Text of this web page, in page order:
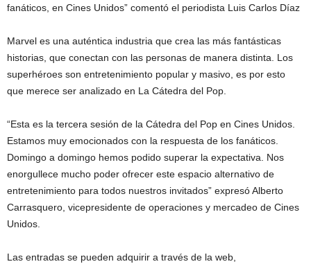
fanáticos, en Cines Unidos” comentó el periodista Luis Carlos Díaz
Marvel es una auténtica industria que crea las más fantásticas
historias, que conectan con las personas de manera distinta. Los
superhéroes son entretenimiento popular y masivo, es por esto
que merece ser analizado en La Cátedra del Pop.
“Esta es la tercera sesión de la Cátedra del Pop en Cines Unidos.
Estamos muy emocionados con la respuesta de los fanáticos.
Domingo a domingo hemos podido superar la expectativa. Nos
enorgullece mucho poder ofrecer este espacio alternativo de
entretenimiento para todos nuestros invitados” expresó Alberto
Carrasquero, vicepresidente de operaciones y mercadeo de Cines
Unidos.
Las entradas se pueden adquirir a través de la web,